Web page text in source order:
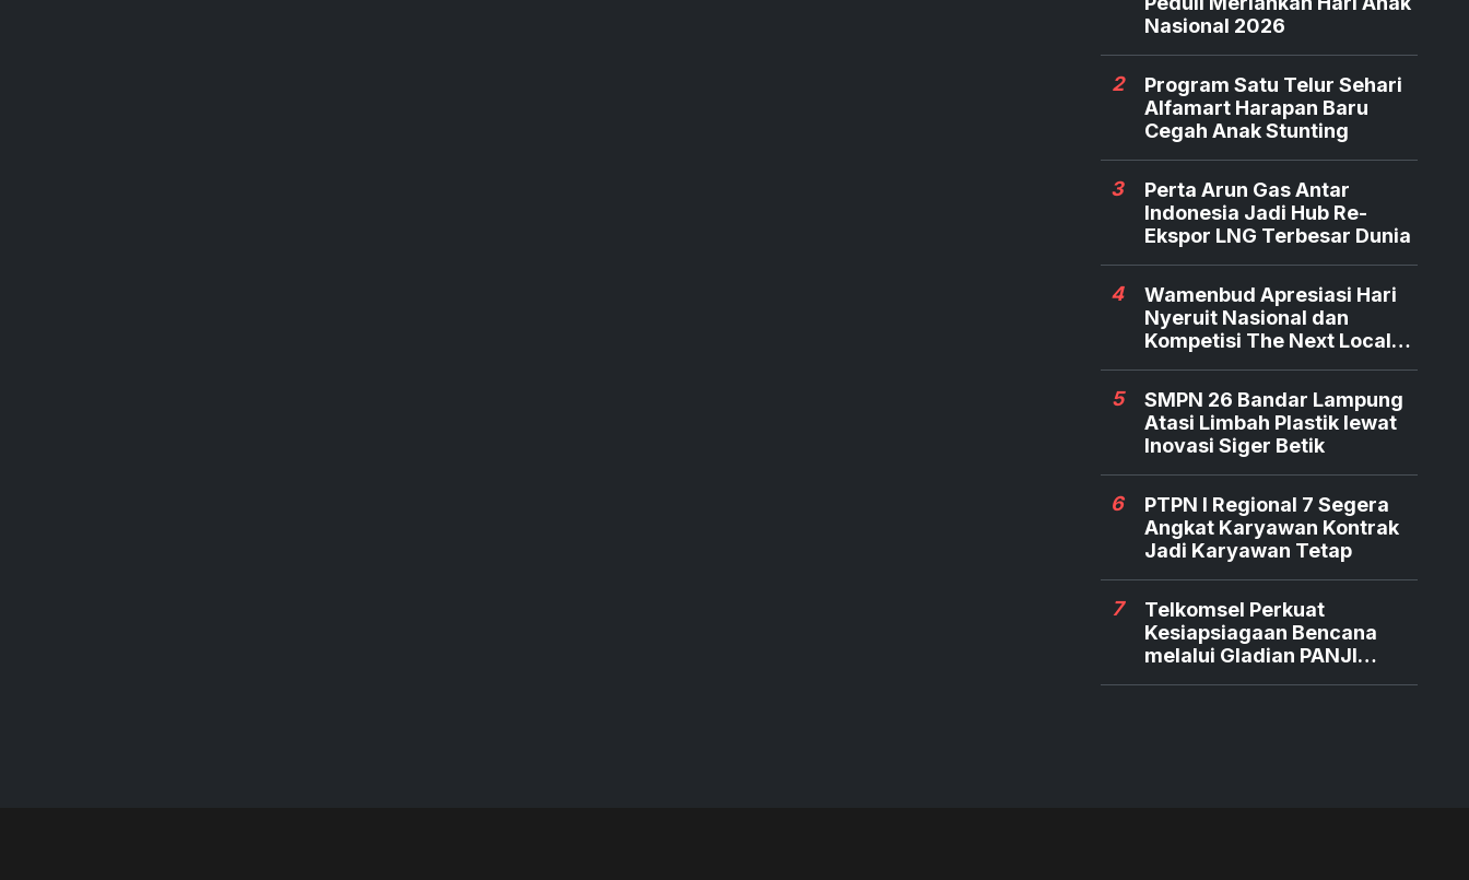
Nasional 2026
2
Program Satu Telur Sehari
Alfamart Harapan Baru
Cegah Anak Stunting
3
Perta Arun Gas Antar
Indonesia Jadi Hub Re-
Ekspor LNG Terbesar Dunia
4
Wamenbud Apresiasi Hari
Nyeruit Nasional dan
Kompetisi The Next Local
5
SMPN 26 Bandar Lampung
Atasi Limbah Plastik lewat
Inovasi Siger Betik
6
PTPN I Regional 7 Segera
Angkat Karyawan Kontrak
Jadi Karyawan Tetap
7
Telkomsel Perkuat
Kesiapsiagaan Bencana
melalui Gladian PANJI